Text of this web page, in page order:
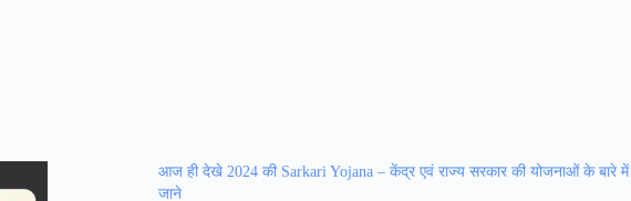
आज ही देखे 2024 की Sarkari Yojana – केंद्र एवं राज्य सरकार की योजनाओं के बारे में
जाने